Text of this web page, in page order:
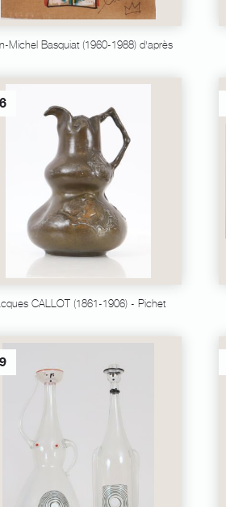
Michel Basquiat (1960-1988) d'après
CALLOT (1861-1906) - Pichet